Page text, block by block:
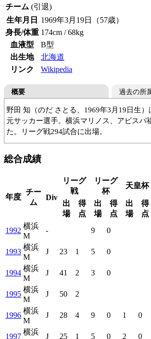
チーム (引退)
生年月日
1969年3月19日（57歳）
身長/体重 174cm / 68kg
血液型
B型
出生地
北海道
リンク
Wikipedia
概要
野田 知（のだ さとる、1969年3月19日生
元サッカー選手。横浜マリノス、アビスパ
た。リーグ戦294試合に出場。
過去の所
アビスパ福岡
総合成績
年度
チー
ム
Div
リーグ
戦
リーグ
杯
天皇杯
出
場
得
点
出
場
得
点
出
場
得
点
1992
横浜
M
- 9 0
1993
横浜
M
J 23 1 5 0
1994
横浜
M
J 41 2 3 0
1995
横浜
M
J 50 2
1996
横浜
M
J 28 4 9 0 1 0
1997
横浜
J 25 1 5 0 2 0